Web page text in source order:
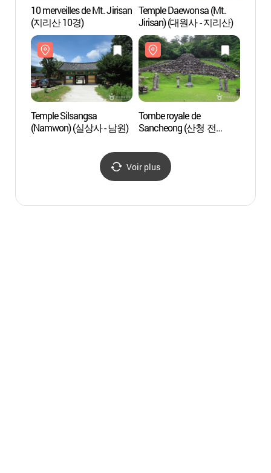
10 merveilles de Mt. Jirisan
(지리산 10경)
Temple Daewonsa (Mt.
Jirisan) (대원사 - 지리산)
Temple Silsangsa
(Namwon) (실상사 - 남원)
Tombe royale de
Sancheong (산청 전
Voir plus